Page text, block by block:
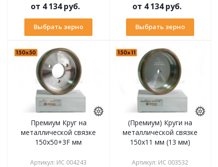
от 4 134 руб.
Выбрать зерно
от 4 134 руб.
Выбрать зерно
Премиум Круг на
металлической связке
150х50+3F мм
Артикул: ИС 004243
(Премиум) Круги на
металлической связке
150х11 мм (13 мм)
Артикул: ИС 003532